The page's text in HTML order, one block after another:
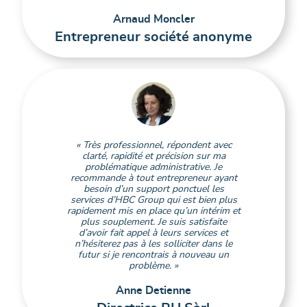
Arnaud Moncler
Entrepreneur société anonyme
« Très professionnel, répondent avec
clarté, rapidité et précision sur ma
problématique administrative. Je
recommande à tout entrepreneur ayant
besoin d’un support ponctuel les
services d’HBC Group qui est bien plus
rapidement mis en place qu’un intérim et
plus souplement. Je suis satisfaite
d’avoir fait appel à leurs services et
n’hésiterez pas à les solliciter dans le
futur si je rencontrais à nouveau un
problème. »
Anne Detienne